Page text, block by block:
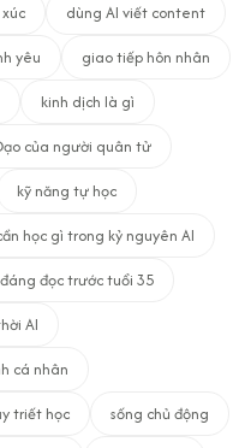
dùng AI viết content
yêu
giao tiếp hôn nhân
kinh dịch là gì
của người quân tử
kỹ năng tự học
học gì trong kỷ nguyên AI
đọc trước tuổi 35
AI
cá nhân
triết học
sống chủ động